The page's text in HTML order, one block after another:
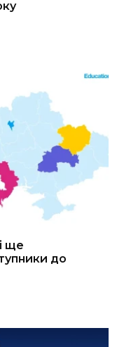
ще
до